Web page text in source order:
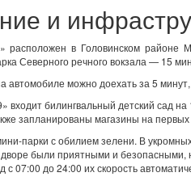
и
расположен в Головинском
Северного речного вокзала — 15
автомобиле можно доехать за 5
входит билингвальный детский сад
запланированы магазины на
парки с обилием зелени. В
дворе были приятными и
с 07:00 до 24:00 их скорость